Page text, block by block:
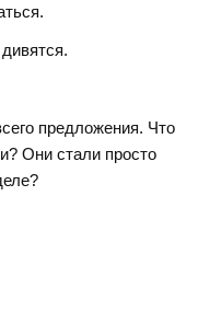
предложения. Что
Они стали просто